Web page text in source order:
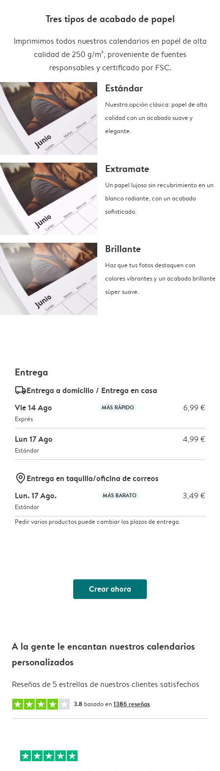
Tres tipos de acabado de papel
Imprimimos todos nuestros calendarios en papel de alta
calidad de 250 g/m², proveniente de fuentes
responsables y certificado por FSC.
Estándar
Nuestra opción clásica: papel de alta
calidad con un acabado suave y
elegante.
Extramate
Un papel lujoso sin recubrimiento en un
blanco radiante, con un acabado
sofisticado.
Brillante
Haz que tus fotos destaquen con
colores vibrantes y un acabado brillante
súper suave.
Entrega
delivery_standard_v2Entrega a domicilio / Entrega en casa
Vie 14 Ago
MÁS RÁPIDO 6,99 €
Exprés
Lun 17 Ago 4,99 €
Estándar
marker-pinEntrega en taquilla/oficina de correos
Lun. 17 Ago.
MÁS BARATO 3,49 €
Estándar
Pedir varios productos puede cambiar los plazos de entrega.
Crear ahora
A la gente le encantan nuestros calendarios
personalizados
Reseñas de 5 estrellas de nuestros clientes satisfechos
3.8 basado en 1386 reseñas